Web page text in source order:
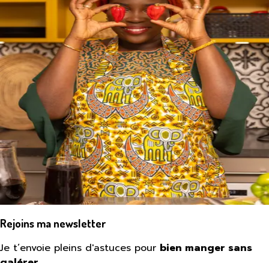
Rejoins ma newsletter
Je t’envoie pleins d'astuces pour bien manger sans